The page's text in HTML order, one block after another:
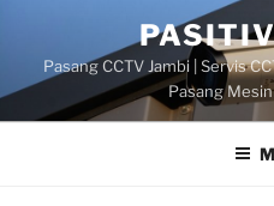
contentPasang CCTV Jambi | Servis
Pasang